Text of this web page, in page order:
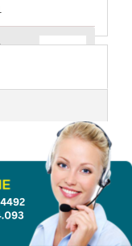
giải full D1
giám sát, ghi
phân giải